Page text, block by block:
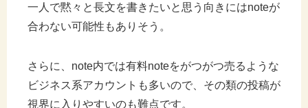
一人で黙々と長文を書きたいと思う向きにはnoteが
合わない可能性もありそう。
さらに、note内では有料noteをがつがつ売るような
ビジネス系アカウントも多いので、その類の投稿が
視界に入りやすいのも難点です。